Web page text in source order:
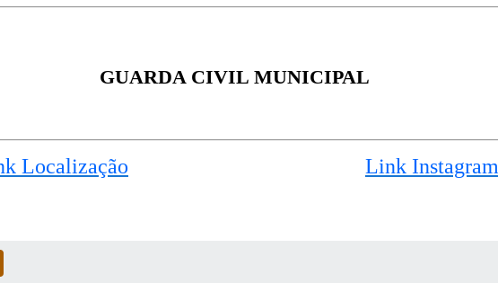
GUARDA CIVIL MUNICIPAL
Localização Link Instagram